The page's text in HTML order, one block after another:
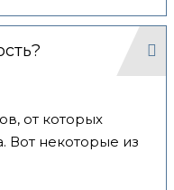
от которых
Вот некоторые из